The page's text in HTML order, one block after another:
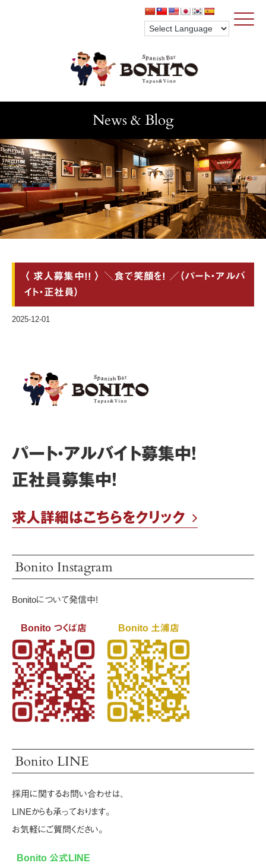
Click
News & Blog
〈 求人募集中!! 〉 ＼食で笑顔を! ／（パート・アルバ
イト・正社員）
2025-12-01
パート・アルバイト募集中!
正社員募集中!
求人詳細はこちらをクリック
Bonito Instagram
Bonitoについて発信中!
Bonito つくば店 Bonito 土浦店
Bonito LINE
採用に関するお問い合わせは、
LINEからも承っております。
お気軽にご質問ください。
Bonito 公式LINE